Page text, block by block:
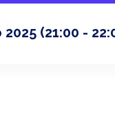
2025 (21:00 -